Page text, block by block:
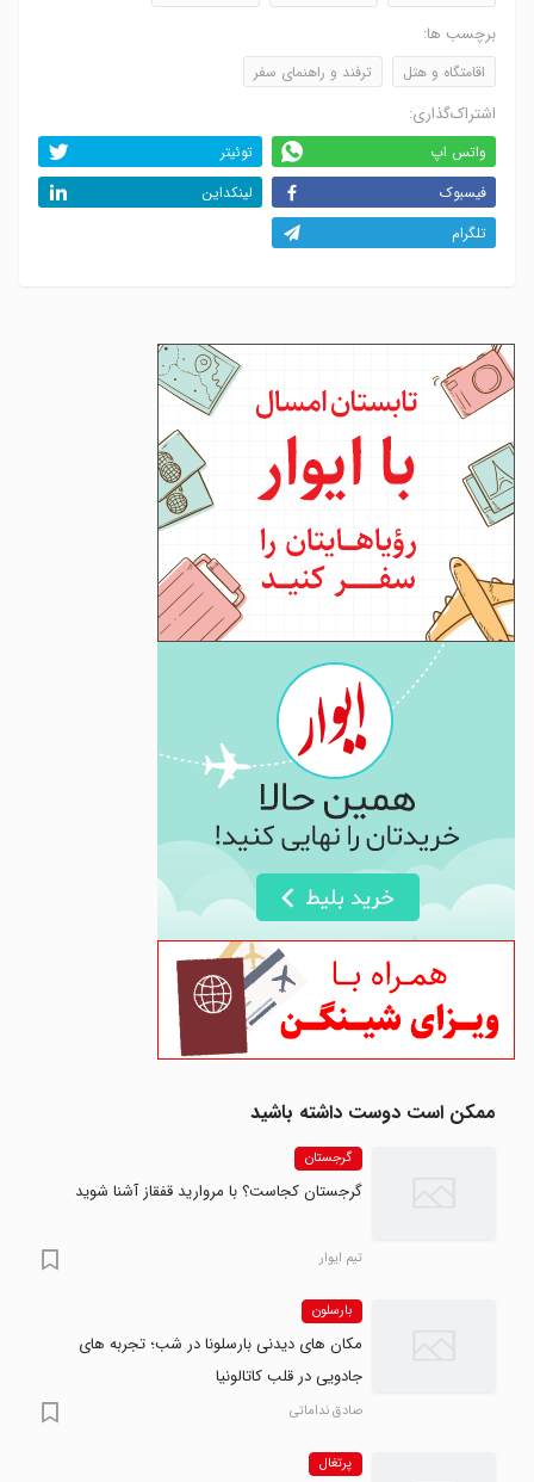
برچسب ها:
اقامتگاه و هتل ترفند و راهنمای سفر
اشتراک‌گذاری:
واتس اپ
توئیتر
فیسبوک
لینکداین
تلگرام
ممکن است دوست داشته باشید
گرجستان
گرجستان کجاست؟ با مروارید قفقاز آشنا شوید
تیم ایوار
بارسلون
مکان های دیدنی بارسلونا در شب؛ تجربه های
جادویی در قلب کاتالونیا
صادق نداماتی
پرتغال